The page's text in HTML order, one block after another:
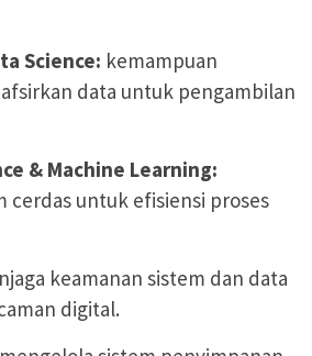
Science: kemampuan
data untuk pengambilan
& Machine Learning:
cerdas untuk efisiensi proses
keamanan sistem dan data
digital.